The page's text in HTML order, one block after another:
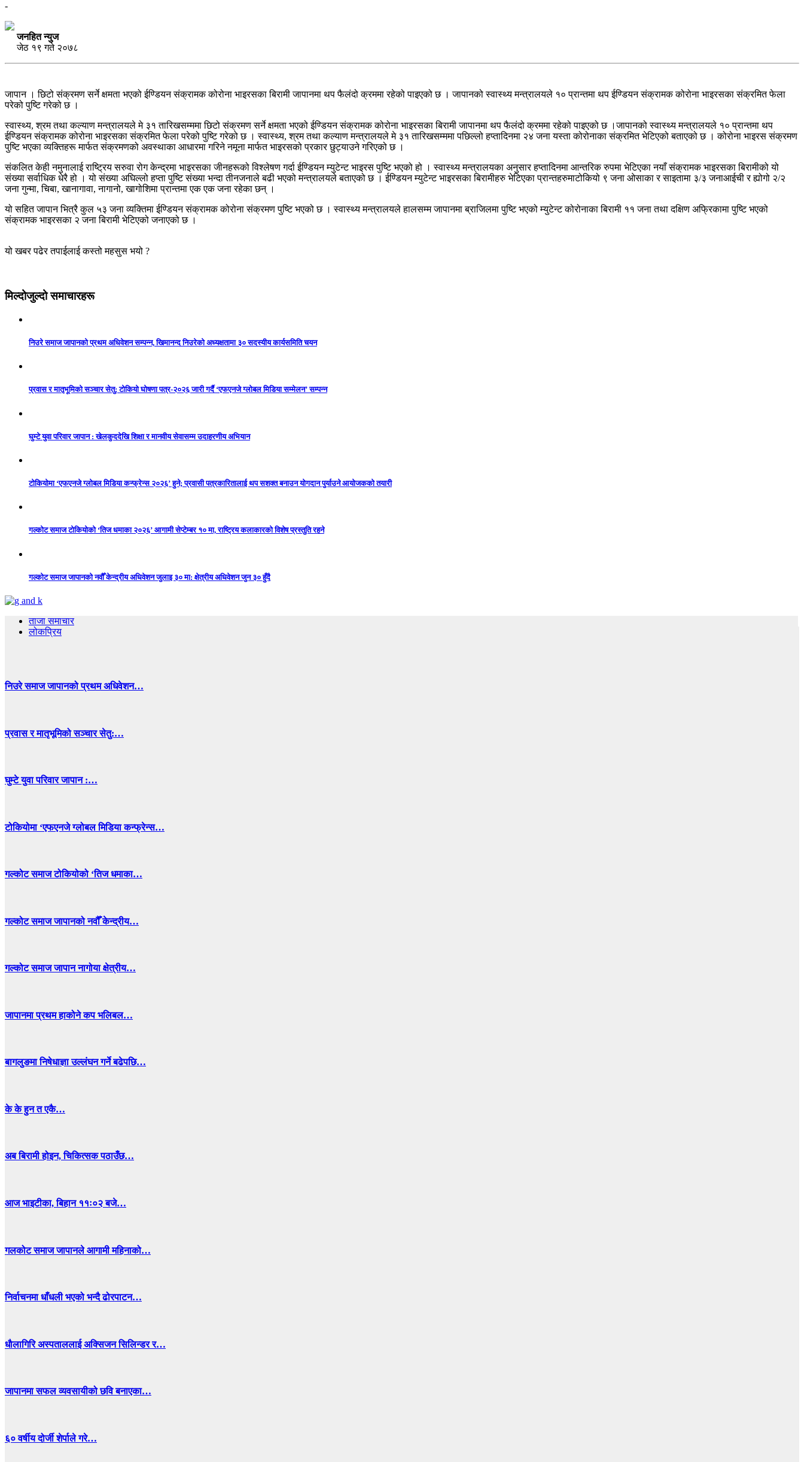
-
जनहित न्युज
जेठ १९ गते २०७८
जापान । छिटो संक्रमण सर्ने क्षमता भएको ईण्डियन संक्रामक कोरोना भाइरसका बिरामी जापानमा थप फैलंदो क्रममा रहेको पाइएको छ । जापानको स्वास्थ्य मन्त्रालयले १० प्रान्तमा थप ईण्डियन संक्रामक कोरोना भाइरसका संक्रमित फेला
परेको पुष्टि गरेको छ ।
स्वास्थ्य, श्रम तथा कल्याण मन्त्रालयले मे ३१ तारिखसम्ममा छिटो संक्रमण सर्ने क्षमता भएको ईण्डियन संक्रामक कोरोना भाइरसका बिरामी जापानमा थप फैलंदो क्रममा रहेको पाइएको छ ।जापानको स्वास्थ्य मन्त्रालयले १० प्रान्तमा थप
ईण्डियन संक्रामक कोरोना भाइरसका संक्रमित फेला परेको पुष्टि गरेको छ । स्वास्थ्य, श्रम तथा कल्याण मन्त्रालयले मे ३१ तारिखसम्ममा पछिल्लो हप्तादिनमा २४ जना यस्ता कोरोनाका संक्रमित भेटिएको बताएको छ । कोरोना भाइरस संक्रमण
पुष्टि भएका व्यक्तिहरू मार्फत संक्रमणको अवस्थाका आधारमा गरिने नमूना मार्फत भाइरसको प्रकार छुट्याउने गरिएको छ ।
संकलित केही नमुनालाई राष्ट्रिय सरुवा रोग केन्द्रमा भाइरसका जीनहरूको विश्लेषण गर्दा ईण्डियन म्युटेन्ट भाइरस पुष्टि भएको हो । स्वास्थ्य मन्त्रालयका अनुसार हप्तादिनमा आन्तरिक रुपमा भेटिएका नयाँ संक्रामक भाइरसका बिरामीको यो
संख्या सर्वाधिक धेरै हो । यो संख्या अघिल्लो हप्ता पुष्टि संख्या भन्दा तीनजनाले बढी भएको मन्त्रालयले बताएको छ । ईण्डियन म्युटेन्ट भाइरसका बिरामीहरु भेटिएका प्रान्तहरुमाटोकियो ९ जना ओसाका र साइतामा ३/३ जनाआईची र ह्योगो २/२
जना गुन्मा, चिबा, खानागावा, नागानो, खागोशिमा प्रान्तमा एक एक जना रहेका छन् ।
यो सहित जापान भित्रै कुल ५३ जना व्यक्तिमा ईण्डियन संक्रामक कोरोना संक्रमण पुष्टि भएको छ । स्वास्थ्य मन्त्रालयले हालसम्म जापानमा ब्राजिलमा पुष्टि भएको म्युटेन्ट कोरोनाका बिरामी ११ जना तथा दक्षिण अफ्रिकामा पुष्टि भएको
संक्रामक भाइरसका २ जना बिरामी भेटिएको जनाएको छ ।
यो खबर पढेर तपाईलाई कस्तो महसुस भयो ?
मिल्दोजुल्दो समाचारहरू
निउरे समाज जापानको प्रथम अधिवेशन सम्पन्न, खिमानन्द निउरेको अध्यक्षतामा ३० सदस्यीय कार्यसमिति चयन
प्रवास र मातृभूमिको सञ्चार सेतु: टोकियो घोषणा पत्र-२०२६ जारी गर्दै ‘एफएनजे ग्लोबल मिडिया सम्मेलन’ सम्पन्न
घुम्टे युवा परिवार जापान : खेलकुददेखि शिक्षा र मानवीय सेवासम्म उदाहरणीय अभियान
टोकियोमा ‘एफएनजे ग्लोबल मिडिया कन्फ्रेन्स २०२६’ हुने; प्रवासी पत्रकारितालाई थप सशक्त बनाउन योगदान पुर्याउने आयोजकको तयारी
गल्कोट समाज टोकियोको ‘तिज धमाका २०२६’ आगामी सेप्टेम्बर १० मा, राष्ट्रिय कलाकारको विशेष प्रस्तुति रहने
गल्कोट समाज जापानको नवौँ केन्द्रीय अधिवेशन जुलाइ ३० मा: क्षेत्रीय अधिवेशन जुन ३० हुँदै
ताजा समाचार
लोकप्रिय
निउरे समाज जापानको प्रथम अधिवेशन…
प्रवास र मातृभूमिको सञ्चार सेतु:…
घुम्टे युवा परिवार जापान :…
टोकियोमा ‘एफएनजे ग्लोबल मिडिया कन्फ्रेन्स…
गल्कोट समाज टोकियोको ‘तिज धमाका…
गल्कोट समाज जापानको नवौँ केन्द्रीय…
गल्कोट समाज जापान नागोया क्षेत्रीय…
जापानमा प्रथम हाकोने कप भलिबल…
बागलुङमा निषेधाज्ञा उल्लंघन गर्ने बढेपछि…
के के हुन त एकै…
अब बिरामी होइन, चिकित्सक पठाउँछ…
आज भाइटीका, बिहान ११ः०२ बजे…
गलकोट समाज जापानले आगामी महिनाको…
निर्वाचनमा धाँधली भएको भन्दै ढोरपाटन…
धाैलागिरि अस्पताललाई अक्सिजन सिलिन्डर र…
जापानमा सफल व्यवसायीको छवि बनाएका…
६० वर्षीय दोर्जी शेर्पाले गरे…